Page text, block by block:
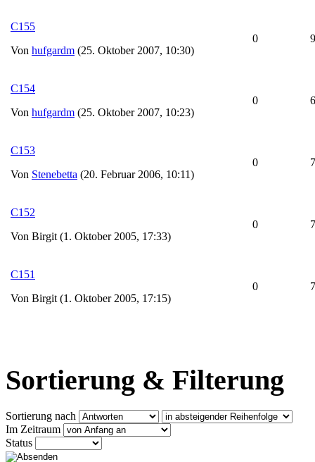
C155
Von hufgardm (25. Oktober 2007, 10:30)
0
C154
Von hufgardm (25. Oktober 2007, 10:23)
0
C153
Von Stenebetta (20. Februar 2006, 10:11)
0
C152
Von Birgit (1. Oktober 2005, 17:33)
0
C151
Von Birgit (1. Oktober 2005, 17:15)
0
Sortierung & Filterung
Sortierung nach
Im Zeitraum
Status